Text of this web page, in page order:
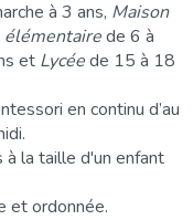
à 3 ans, Maison
élémentairede 6 à
et Lycéede 15 à 18
en continu d’au
la taille d'un enfant
et ordonnée.